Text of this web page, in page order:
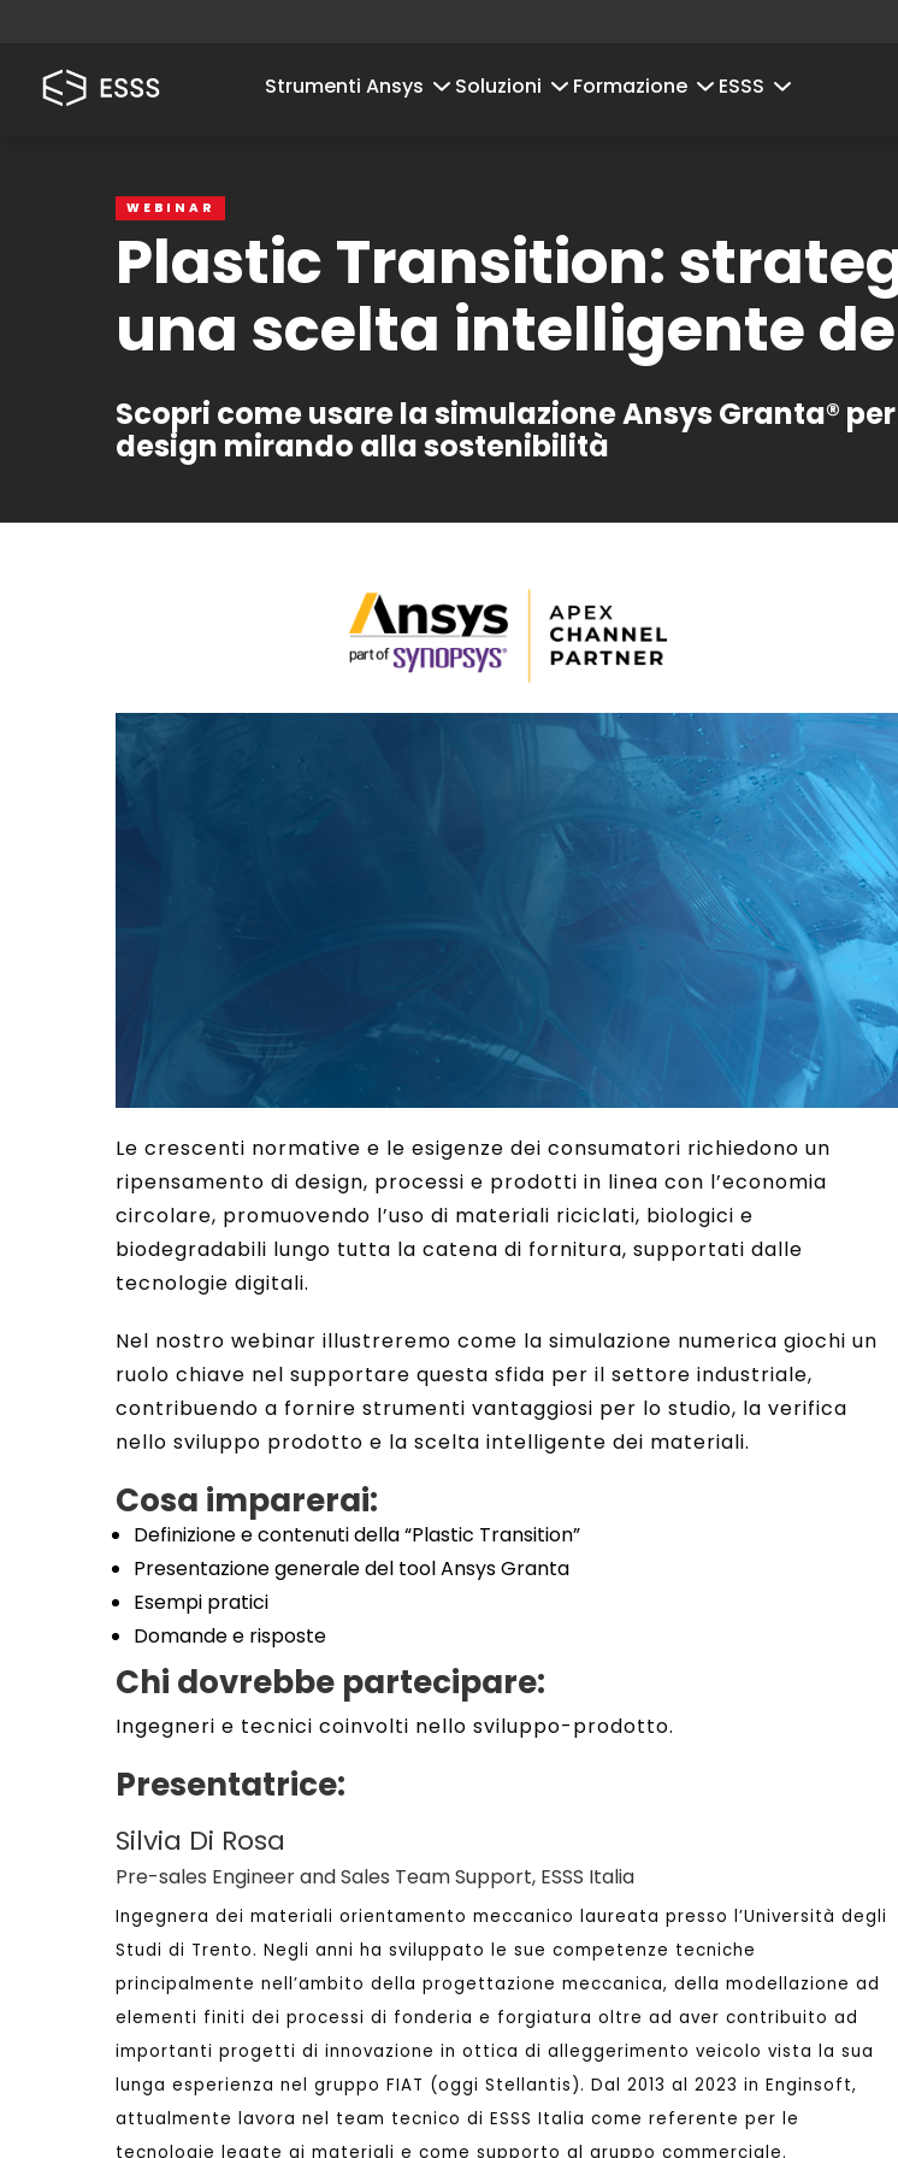
Strumenti Ansys Soluzioni Formazione ESSS
WEBINAR
Plastic Transition:
una scelta intelligente
Scopri come usare la simulazione Ansys Granta®
design mirando alla sostenibilità
Le crescenti normative e le esigenze dei consumatori richiedono un
ripensamento di design, processi e prodotti in linea con l’economia
circolare, promuovendo l’uso di materiali riciclati, biologici e
biodegradabili lungo tutta la catena di fornitura, supportati dalle
tecnologie digitali.
Nel nostro webinar illustreremo come la simulazione numerica giochi un
ruolo chiave nel supportare questa sfida per il settore industriale,
contribuendo a fornire strumenti vantaggiosi per lo studio, la verifica
nello sviluppo prodotto e la scelta intelligente dei materiali.
Cosa imparerai:
Definizione e contenuti della “Plastic Transition”
Presentazione generale del tool Ansys Granta
Esempi pratici
Domande e risposte
Chi dovrebbe partecipare:
Ingegneri e tecnici coinvolti nello sviluppo-prodotto.
Presentatrice:
Silvia Di Rosa
Pre-sales Engineer and Sales Team Support, ESSS Italia
Ingegnera dei materiali orientamento meccanico laureata presso l’Università degli
Studi di Trento. Negli anni ha sviluppato le sue competenze tecniche
principalmente nell’ambito della progettazione meccanica, della modellazione ad
elementi finiti dei processi di fonderia e forgiatura oltre ad aver contribuito ad
importanti progetti di innovazione in ottica di alleggerimento veicolo vista la sua
lunga esperienza nel gruppo FIAT (oggi Stellantis). Dal 2013 al 2023 in Enginsoft,
attualmente lavora nel team tecnico di ESSS Italia come referente per le
tecnologie legate ai materiali e come supporto al gruppo commerciale.